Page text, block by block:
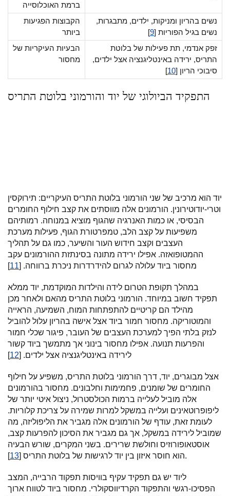
ברמת האוכלוסייה
הקבוצות הפגיעות
ביותר
נשים בהריון ומניקות, ילדים, מתבגרות,
נשים בגיל הפוריות [9
]
הבעיות העיקריות של
מחסור
זפק אנדמי, תת פעילות של בלוטת
התריס, ירידה באינטליגנציה אצל ילדים,
סיבוכי הריון [10
]
התפקיד הביולוגי של יוד והורמוני בלוטת התריס
יוד הוא מרכיב של שני הורמוני בלוטת התריס העיקריים: תירוקסין
וטרי-יודוטירונין. הורמונים אלה מווסתים את קצב חילוף החומרים
הבסיסי, או כמות האנרגיה שהגוף מוציא במנוחה. רמותיהם
משפיעות על קצב הלב, טמפרטורת הגוף, פעילות מערכת
העצבים וקצב חידוש העור והשיער, כמו גם על תהליך
ההמטופואזה. אפילו ירידה מתונה בסינתזת ההורמונים עקב
מחסור ביוד עלולה לגרום להידרדרות ניכרת ברווחה. [11
]
במהלך תקופת הטרום לידה והילדות המוקדמת, יוד ממלא
תפקיד חשוב במיוחד. הורמוני בלוטת התריס מהאם ולאחר מכן
מהילד הם קריטיים להתפתחות המוח, השמיעה, הראייה
והמוטוריקה. מחסור חמור ביוד אצל אישה בהריון עלול להוביל
לנזק בלתי הפיך למערכת העצבים של העובר, פיגור שכלי חמור
והפרעות תנועה. אפילו מחסור בינוני אך מתמשך ביוד קשור
לירידה באינטליגנציה אצל ילדים. [12
]
אצל מבוגרים, יוד, דרך הורמוני בלוטת התריס, משפיע על חילוף
החומרים של שומנים, פחמימות וחלבונים. מחסור בהורמונים
אלה מוביל לעלייה ברמות הכולסטרול, ניצול איטי יותר של
ליפופרוטאינים ועלייה במשקל למרות שמירה על צריכת קלוריות.
לעומת זאת, עודף של הורמונים אלה מגביר את הליפוליזה, מה
שמוביל לירידה במשקל, אך גם מגביר את הסיכון להפרעות קצב,
אוסטאופורוזיס וחולשת שרירים. בשני המקרים, שורש הבעיה
הוא חוסר איזון בין יוד לרגישות של בלוטת התריס [13 ].
ליוד יש גם תפקיד עקיף בוויסות תפקוד הרבייה, המצב
הפסיכו-רגשי והתפקוד הקרדיווסקולרי. מחסור ביוד לטווח ארוך